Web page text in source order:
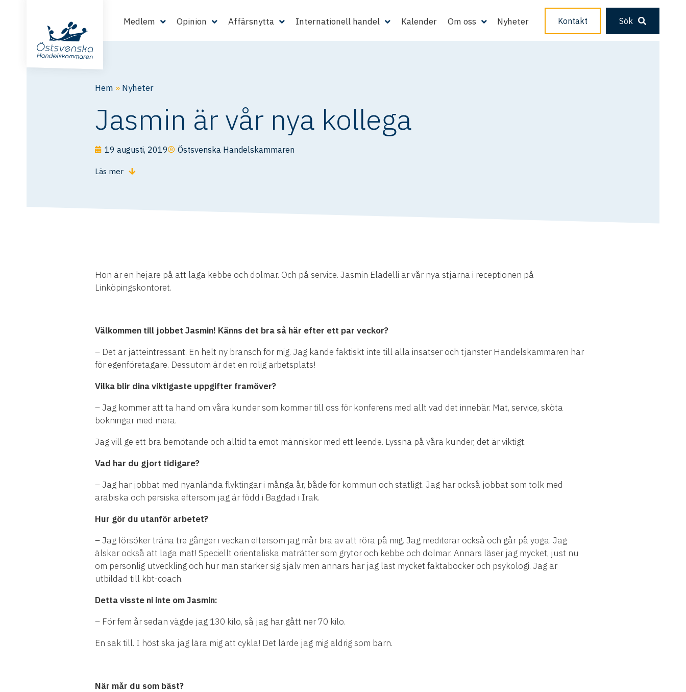
Medlem Opinion Affärsnytta Internationell handel Kalender Om oss Nyheter Kontakt Sök
Hem » Nyheter
Jasmin är vår nya kollega
19 augusti, 2019 Östsvenska Handelskammaren
Läs mer
Hon är en hejare på att laga kebbe och dolmar. Och på service. Jasmin Eladelli är vår nya stjärna i receptionen på
Linköpingskontoret.
Välkommen till jobbet Jasmin! Känns det bra så här efter ett par veckor?
– Det är jätteintressant. En helt ny bransch för mig. Jag kände faktiskt inte till alla insatser och tjänster Handelskammaren har
för egenföretagare. Dessutom är det en rolig arbetsplats!
Vilka blir dina viktigaste uppgifter framöver?
– Jag kommer att ta hand om våra kunder som kommer till oss för konferens med allt vad det innebär. Mat, service, sköta
bokningar med mera.
Jag vill ge ett bra bemötande och alltid ta emot människor med ett leende. Lyssna på våra kunder, det är viktigt.
Vad har du gjort tidigare?
– Jag har jobbat med nyanlända flyktingar i många år, både för kommun och statligt. Jag har också jobbat som tolk med
arabiska och persiska eftersom jag är född i Bagdad i Irak.
Hur gör du utanför arbetet?
– Jag försöker träna tre gånger i veckan eftersom jag mår bra av att röra på mig. Jag mediterar också och går på yoga. Jag
älskar också att laga mat! Speciellt orientaliska maträtter som grytor och kebbe och dolmar. Annars läser jag mycket, just nu
om personlig utveckling och hur man stärker sig själv men annars har jag läst mycket faktaböcker och psykologi. Jag är
utbildad till kbt-coach.
Detta visste ni inte om Jasmin:
– För fem år sedan vägde jag 130 kilo, så jag har gått ner 70 kilo.
En sak till. I höst ska jag lära mig att cykla! Det lärde jag mig aldrig som barn.
När mår du som bäst?